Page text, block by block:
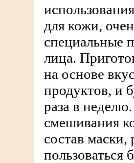
для кожи,
специальные
лица.
на основе
продуктов, и
раза в
смешивания
состав маски,
пользоваться